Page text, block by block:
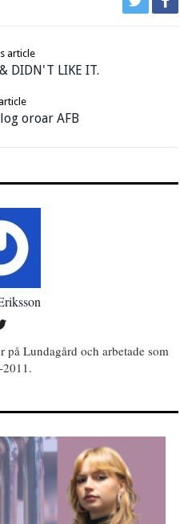
article
DIDN'T LIKE IT.
oroar AFB
på Lundagård och arbetade som